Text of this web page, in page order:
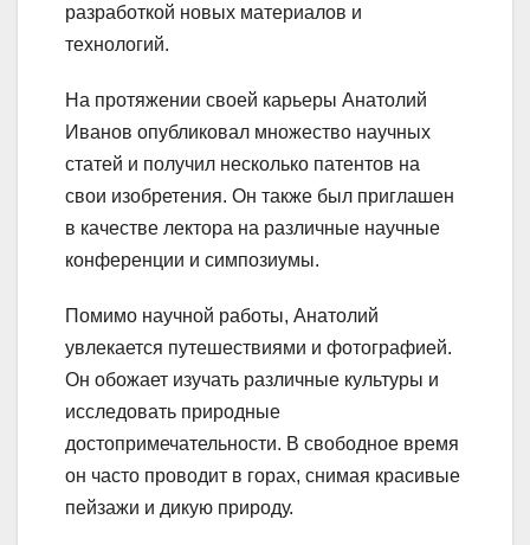
разработкой новых материалов и
технологий.
На протяжении своей карьеры Анатолий
Иванов опубликовал множество научных
статей и получил несколько патентов на
свои изобретения. Он также был приглашен
в качестве лектора на различные научные
конференции и симпозиумы.
Помимо научной работы, Анатолий
увлекается путешествиями и фотографией.
Он обожает изучать различные культуры и
исследовать природные
достопримечательности. В свободное время
он часто проводит в горах, снимая красивые
пейзажи и дикую природу.